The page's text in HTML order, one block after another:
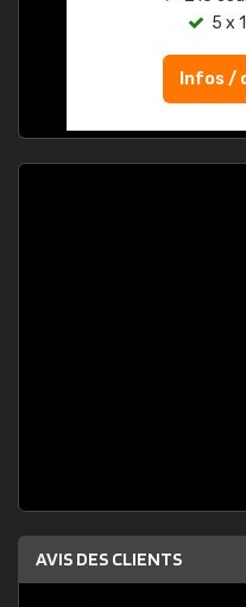
5 x
Infos /
AVIS DES CLIENTS